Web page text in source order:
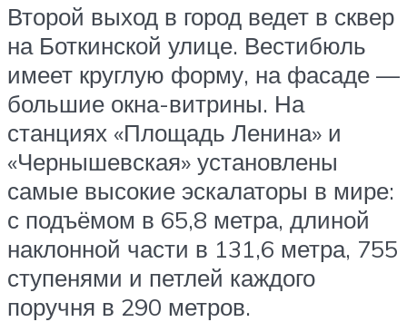
Второй выход в город ведет в сквер
на Боткинской улице. Вестибюль
имеет круглую форму, на фасаде —
большие окна-витрины. На
станциях «Площадь Ленина» и
«Чернышевская» установлены
самые высокие эскалаторы в мире:
с подъёмом в 65,8 метра, длиной
наклонной части в 131,6 метра, 755
ступенями и петлей каждого
поручня в 290 метров.